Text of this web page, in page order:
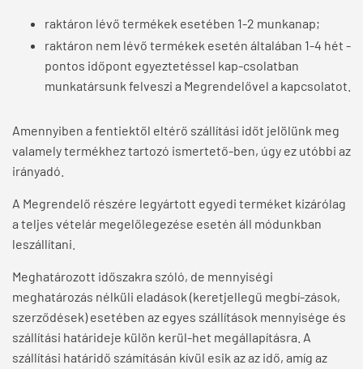
raktáron lévő termékek esetében 1-2 munkanap;
raktáron nem lévő termékek esetén általában 1-4 hét -
pontos időpont egyeztetéssel kap-csolatban
munkatársunk felveszi a Megrendelővel a kapcsolatot.
Amennyiben a fentiektől eltérő szállítási időt jelölünk meg
valamely termékhez tartozó ismertető-ben, úgy ez utóbbi az
irányadó.
A Megrendelő részére legyártott egyedi terméket kizárólag
a teljes vételár megelőlegezése esetén áll módunkban
leszállítani.
Meghatározott időszakra szóló, de mennyiségi
meghatározás nélküli eladások (keretjellegű megbí-zások,
szerződések) esetében az egyes szállítások mennyisége és
szállítási határideje külön kerül-het megállapításra. A
szállítási határidő számításán kívül esik az az idő, amíg az